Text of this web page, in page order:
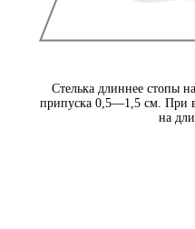
Стелька длиннее стопы
припуска 0,5—1,5 см. При
на